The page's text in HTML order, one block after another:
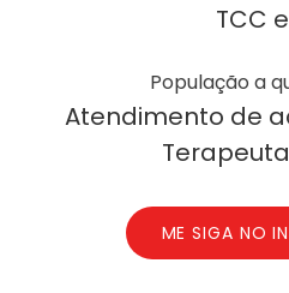
TCC
População a
Atendimento de
ME SIGA NO